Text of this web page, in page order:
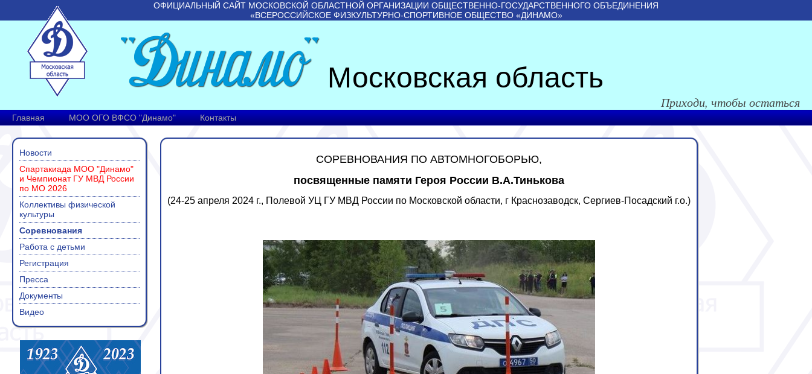
ОФИЦИАЛЬНЫЙ САЙТ МОСКОВСКОЙ ОБЛАСТНОЙ ОРГАНИЗАЦИИ ОБЩЕСТВЕННО-ГОСУДАРСТВЕННОГО ОБЪЕДИНЕНИЯ
«ВСЕРОССИЙСКОЕ ФИЗКУЛЬТУРНО-СПОРТИВНОЕ ОБЩЕСТВО «ДИНАМО»
Московская область
Приходи, чтобы остаться
Главная МОО ОГО ВФСО "Динамо" Контакты
Новости
Спартакиада МОО "Динамо"
и Чемпионат ГУ МВД России
по МО 2026
Коллективы физической
культуры
Соревнования
Работа с детьми
Регистрация
Пресса
Документы
Видео
СОРЕВНОВАНИЯ ПО АВТОМНОГОБОРЬЮ,
посвященные памяти Героя России В.А.Тинькова
(24-25 апреля 2024 г., Полевой УЦ ГУ МВД России по Московской области, г Краснозаводск, Сергиев-Посадский г.о.)